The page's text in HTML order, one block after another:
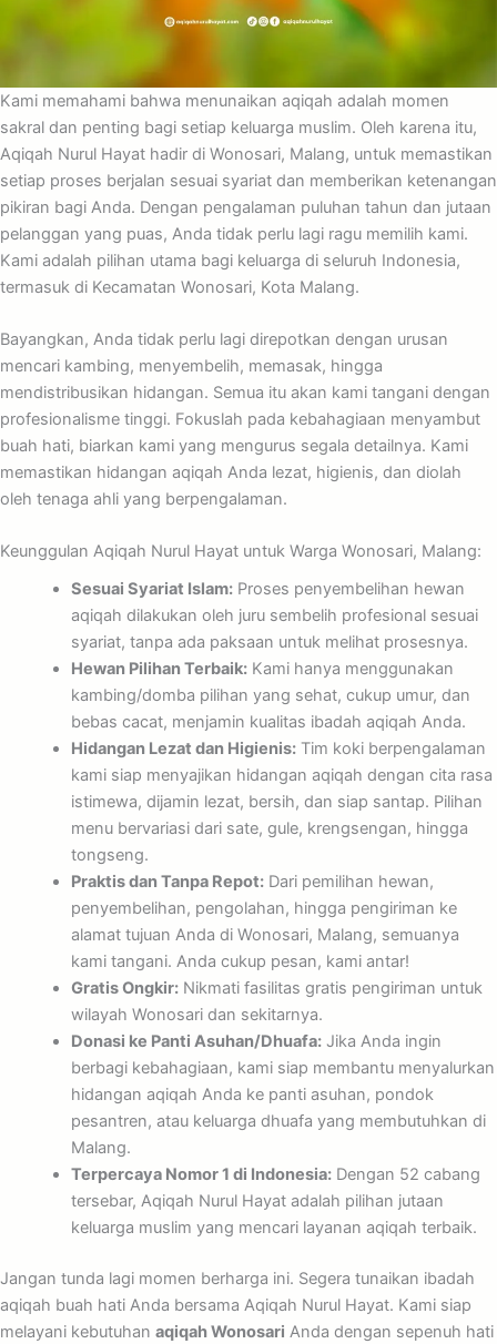
Kami memahami bahwa menunaikan aqiqah adalah momen
sakral dan penting bagi setiap keluarga muslim. Oleh karena itu,
Aqiqah Nurul Hayat hadir di Wonosari, Malang, untuk memastikan
setiap proses berjalan sesuai syariat dan memberikan ketenangan
pikiran bagi Anda. Dengan pengalaman puluhan tahun dan jutaan
pelanggan yang puas, Anda tidak perlu lagi ragu memilih kami.
Kami adalah pilihan utama bagi keluarga di seluruh Indonesia,
termasuk di Kecamatan Wonosari, Kota Malang.
Bayangkan, Anda tidak perlu lagi direpotkan dengan urusan
mencari kambing, menyembelih, memasak, hingga
mendistribusikan hidangan. Semua itu akan kami tangani dengan
profesionalisme tinggi. Fokuslah pada kebahagiaan menyambut
buah hati, biarkan kami yang mengurus segala detailnya. Kami
memastikan hidangan aqiqah Anda lezat, higienis, dan diolah
oleh tenaga ahli yang berpengalaman.
Keunggulan Aqiqah Nurul Hayat untuk Warga Wonosari, Malang:
Sesuai Syariat Islam:Proses penyembelihan hewan
aqiqah dilakukan oleh juru sembelih profesional sesuai
syariat, tanpa ada paksaan untuk melihat prosesnya.
Hewan Pilihan Terbaik:Kami hanya menggunakan
kambing/domba pilihan yang sehat, cukup umur, dan
bebas cacat, menjamin kualitas ibadah aqiqah Anda.
Hidangan Lezat dan Higienis:Tim koki berpengalaman
kami siap menyajikan hidangan aqiqah dengan cita rasa
istimewa, dijamin lezat, bersih, dan siap santap. Pilihan
menu bervariasi dari sate, gule, krengsengan, hingga
tongseng.
Praktis dan Tanpa Repot:Dari pemilihan hewan,
penyembelihan, pengolahan, hingga pengiriman ke
alamat tujuan Anda di Wonosari, Malang, semuanya
kami tangani. Anda cukup pesan, kami antar!
Gratis Ongkir:Nikmati fasilitas gratis pengiriman untuk
wilayah Wonosari dan sekitarnya.
Donasi ke Panti Asuhan/Dhuafa:Jika Anda ingin
berbagi kebahagiaan, kami siap membantu menyalurkan
hidangan aqiqah Anda ke panti asuhan, pondok
pesantren, atau keluarga dhuafa yang membutuhkan di
Malang.
Terpercaya Nomor 1 di Indonesia:Dengan 52 cabang
tersebar, Aqiqah Nurul Hayat adalah pilihan jutaan
keluarga muslim yang mencari layanan aqiqah terbaik.
Jangan tunda lagi momen berharga ini. Segera tunaikan ibadah
aqiqah buah hati Anda bersama Aqiqah Nurul Hayat. Kami siap
melayani kebutuhan aqiqah Wonosari Anda dengan sepenuh hati